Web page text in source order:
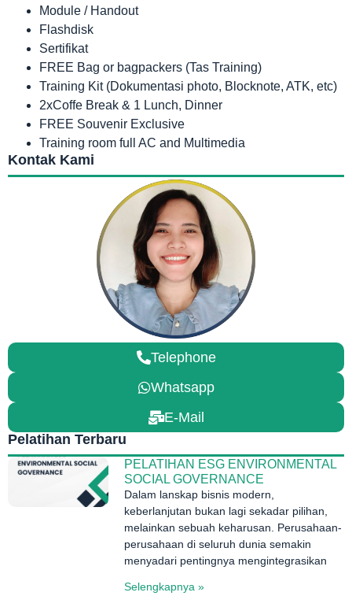
Module / Handout
Flashdisk
Sertifikat
FREE Bag or bagpackers (Tas Training)
Training Kit (Dokumentasi photo, Blocknote, ATK, etc)
2xCoffe Break & 1 Lunch, Dinner
FREE Souvenir Exclusive
Training room full AC and Multimedia
Kontak Kami
Telephone
Whatsapp
E-Mail
Pelatihan Terbaru
PELATIHAN ESG ENVIRONMENTAL
SOCIAL GOVERNANCE
Dalam lanskap bisnis modern,
keberlanjutan bukan lagi sekadar pilihan,
melainkan sebuah keharusan. Perusahaan-
perusahaan di seluruh dunia semakin
menyadari pentingnya mengintegrasikan
Selengkapnya »